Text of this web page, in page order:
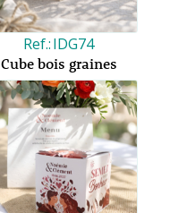
IDG74
Cube bois graines